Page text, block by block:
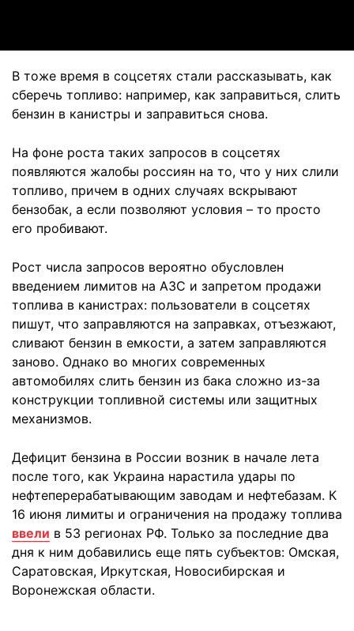
В тоже время в соцсетях стали рассказывать, как
сберечь топливо: например, как заправиться, слить
бензин в канистры и заправиться снова.
На фоне роста таких запросов в соцсетях
появляются жалобы россиян на то, что у них слили
топливо, причем в одних случаях вскрывают
бензобак, а если позволяют условия – то просто
его пробивают.
Рост числа запросов вероятно обусловлен
введением лимитов на АЗС и запретом продажи
топлива в канистрах: пользователи в соцсетях
пишут, что заправляются на заправках, отъезжают,
сливают бензин в емкости, а затем заправляются
заново. Однако во многих современных
автомобилях слить бензин из бака сложно из-за
конструкции топливной системы или защитных
механизмов.
Дефицит бензина в России возник в начале лета
после того, как Украина нарастила удары по
нефтеперерабатывающим заводам и нефтебазам. К
16 июня лимиты и ограничения на продажу топлива
ввели в 53 регионах РФ. Только за последние два
дня к ним добавились еще пять субъектов: Омская,
Саратовская, Иркутская, Новосибирская и
Воронежская области.